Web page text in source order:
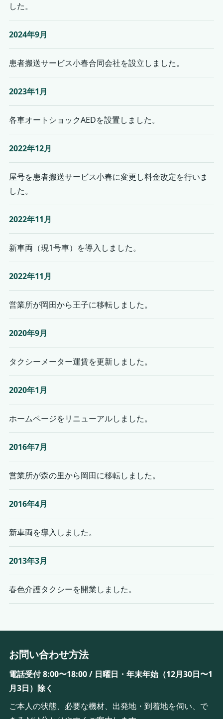
した。
2024年9月
患者搬送サービス小春合同会社を設立しました。
2023年1月
各車オートショックAEDを設置しました。
2022年12月
屋号を患者搬送サービス小春に変更し料金改定を行いま
した。
2022年11月
新車両（現1号車）を導入しました。
2022年11月
営業所が岡田から王子に移転しました。
2020年9月
タクシーメーター運賃を更新しました。
2020年1月
ホームページをリニューアルしました。
2016年7月
営業所が森の里から岡田に移転しました。
2016年4月
新車両を導入しました。
2013年3月
春色介護タクシーを開業しました。
お問い合わせ方法
電話受付 8:00〜18:00 / 日曜日・年末年始（12月30日〜1
月3日）除く
ご本人の状態、必要な機材、出発地・到着地を伺い、で